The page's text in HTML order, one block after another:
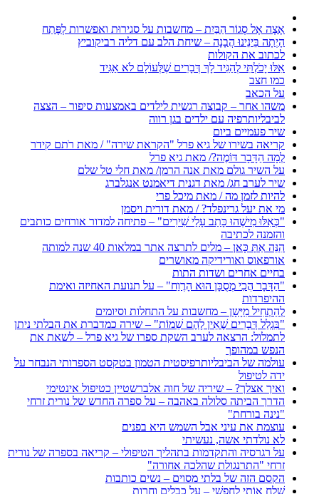
אָצָה אֶל סְגוֹר הַבַּיִת – מחשבות על סגירוּת ואפשרות לְפֶּתַח
הָיְתָה בֵּינֵינוּ הֲבָנָה – שיחת הלב עם דליה רביקוביץ
לכתוב את הקולות
אִלּוּ יָכֹלְתִּי לְהַגִּיד לָךְ דְּבָרִים שֶׁלְּעוֹלָם לֹא אַגִּיד
כמו חצב
על הכאב
משהו אחר – קבוצה רגשית לילדים באמצעות סיפור – הצצה
לביבליותרפיה עם ילדים בגן רווה
שיר פעמיים ביום
קריאה בשירו של גיא פרל "הקראת שירה" / מאת רֹתם קידר
לְמָה הַדָּבָר דּוֹמֶה?/ מאת גיא פרל
על השיר גולם מאת אנה הרמן/ מאת חלי טל שלם
שיר לערב חג/ מאת דגנית דיאמנט אנגלברג
להיות לזמן מה / מאת מיכל פרי
מי את יעל גרינפלד? / מאת דורית ויסמן
"כְּאִלּוּ מִישֶׁהוּ כָּתַב עָלַי שִׁירִים" – פתיחה למדור אורחים כותבים
והזמנה לכתיבה
הִנֵּה אַתְּ כָּאן – מלים לתרצה אתר במלאות 40 שנה למותה
אורפאוס ואורידיקה מאושרים
בחיים אחרים ושדות התות
"הַדָּבָר הֲכִי מְסֻכָּן הוּא הָרֶוַח" – על תנועת האחיזה ואימת
ההיפרדות
לְהַתְחִיל מִיָּשָן – מחשבות על התחלות וסיומים
"בִּגְלַל דְּבָרִים שֶׁאֵין לָהֶם שֵׁמוֹת" – שירה כמדברת את הבלתי ניתן
לתמלול: הרצאה לערב השקת ספרו של גיא פרל – לשאת את
הנפש במהופך
עולמה של הביבליותרפיסטית הטמון בטקסט הספרותי הנבחר על
ידה לטיפול
ואיך אצלך? – שיריה של חוה אלברשטיין כטיפול אינטימי
הדרך הביתה סלולה באהבה – על ספרה החדש של נורית זרחי
"נינה בורחת"
עוצמת את עיני אבל השמש היא בפנים
לא נולדתי אשה, נעשיתי
על רגרסיה והתקדמות בתהליך הטיפולי – קריאה בספרה של נורית
זרחי "התרנגולת שהלכה אחורה"
הקסם הזה של בלתי מסוים – נשים כותבות
שְׁלַח אוֹתִי לְחָפְשִׁי – על כבלים וחרות